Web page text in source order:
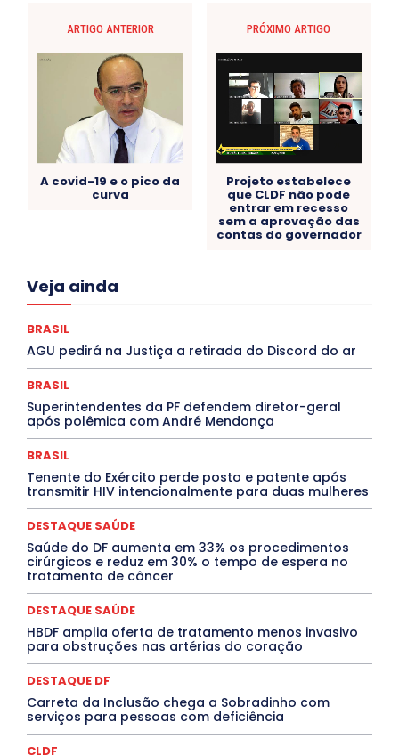
ARTIGO ANTERIOR
A covid-19 e o pico da
curva
PRÓXIMO ARTIGO
Projeto estabelece
que CLDF não pode
entrar em recesso
sem a aprovação das
contas do governador
Veja ainda
Acre
Congressuanas & Esplanadumas
Covid-19
Cultura e Tal
DANÇA Dengue
Denuncia
DESTAQUE BRASIL
DESTAQUE DF
DESTAQUE SAÚDE
DESTAQUES OUTROS
DISTRITO FEDERAL
EDUCAÇÃO
ELEIÇÕES
EMPREGO E OPORTUNIDADES
Especial
Espírito Santo ESPORTE
ESTÁGIO
Febre Oropouche
FILMES
INTELIGÊNCIA ARTIFICIAL
INTERNACIONAL
LITERATURA
Marburg
MEIO AMBIENTE
MÚSICA
O Plantonista Opinião Oropouche
Paraíba
Paraná Pernambuco Piauí
POLÍTICA
PROCESSO SELETIVO
QUALIFICAÇÃO PROFISSIONAL
RESIDÊNCIA
Rio de Janeiro
Santa Catarina
São Paulo SARAMPO
SAÚDE
Saúde Agora
SEGURANÇA
Soltando o Verbo
TÁ FROID?
TEATRO TECNOLOGIA
TIC TAC
Mais
BRASIL
AGU pedirá na Justiça a retirada do Discord do ar
BRASIL
Superintendentes da PF defendem diretor-geral
após polêmica com André Mendonça
BRASIL
Tenente do Exército perde posto e patente após
transmitir HIV intencionalmente para duas mulheres
DESTAQUE SAÚDE
Saúde do DF aumenta em 33% os procedimentos
cirúrgicos e reduz em 30% o tempo de espera no
tratamento de câncer
DESTAQUE SAÚDE
HBDF amplia oferta de tratamento menos invasivo
para obstruções nas artérias do coração
DESTAQUE DF
Carreta da Inclusão chega a Sobradinho com
serviços para pessoas com deficiência
CLDF